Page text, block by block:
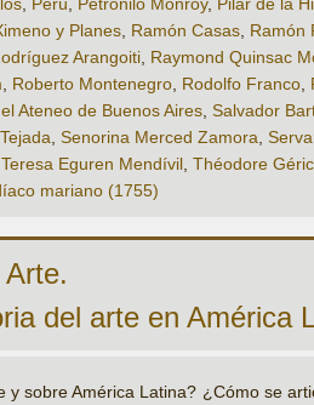
, Perú, Petronilo Monroy, Pilar de la
y Planes, Ramón Casas, Ramón
Arangoiti, Raymond Quinsac
, Roberto Montenegro, Rodolfo Franco,
Ateneo de Buenos Aires, Salvador
, Senorina Merced Zamora,
Teresa Eguren Mendívil, Théodore
mariano (1755)
del arte en América
sobre América Latina? ¿Cómo se